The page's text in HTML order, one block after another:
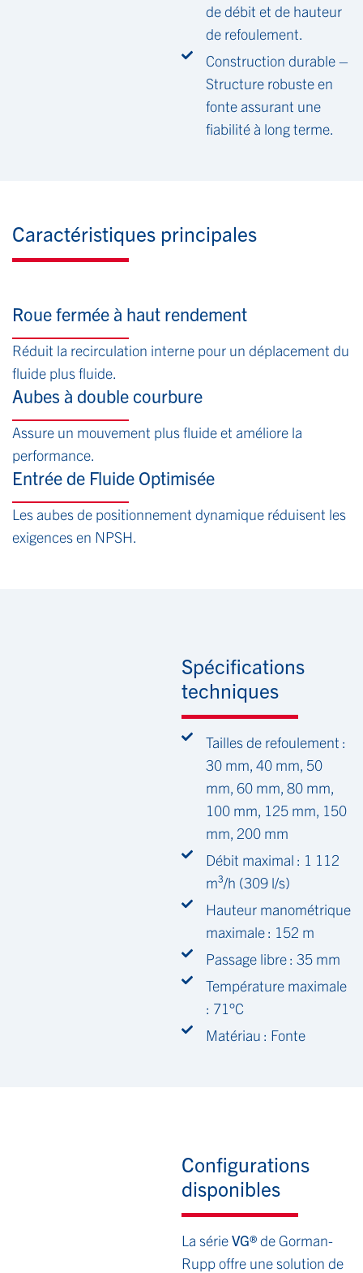
de débit et de hauteur
de refoulement.
Construction durable –
Structure robuste en
fonte assurant une
fiabilité à long terme.
Caractéristiques principales
Roue fermée à haut rendement
Réduit la recirculation interne pour un déplacement du
fluide plus fluide.
Aubes à double courbure
Assure un mouvement plus fluide et améliore la
performance.
Entrée de Fluide Optimisée
Les aubes de positionnement dynamique réduisent les
exigences en NPSH.
Spécifications
techniques
Tailles de refoulement :
30 mm, 40 mm, 50
mm, 60 mm, 80 mm,
100 mm, 125 mm, 150
mm, 200 mm
Débit maximal : 1 112
m³/h (309 l/s)
Hauteur manométrique
maximale : 152 m
Passage libre : 35 mm
Température maximale
: 71°C
Matériau : Fonte
Configurations
disponibles
La sérieVG®de Gorman-
Rupp offre une solution de